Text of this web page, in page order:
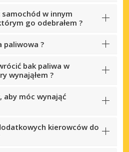
w innym
go odebrałem ?
paliwowa ?
bak paliwa w
wynająłem ?
aby móc wynająć
kierowców do